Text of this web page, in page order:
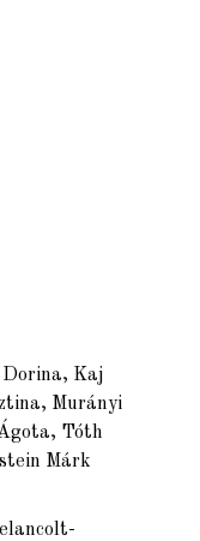
Dorina, Kaj
, Murányi
, Tóth
Márk